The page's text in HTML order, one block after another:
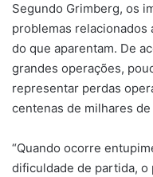
Segundo Grimberg, os
problemas
do que aparentam. De
grandes operações,
representar perdas
centenas de milhares de
“Quando ocorre
dificuldade de partida, o